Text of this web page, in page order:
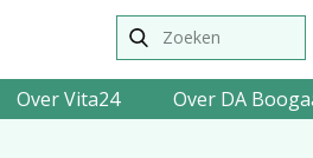
Over Vita24 Over DA